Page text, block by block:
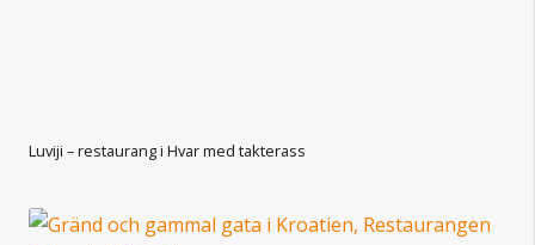
Luviji – restaurang i Hvar med takterass